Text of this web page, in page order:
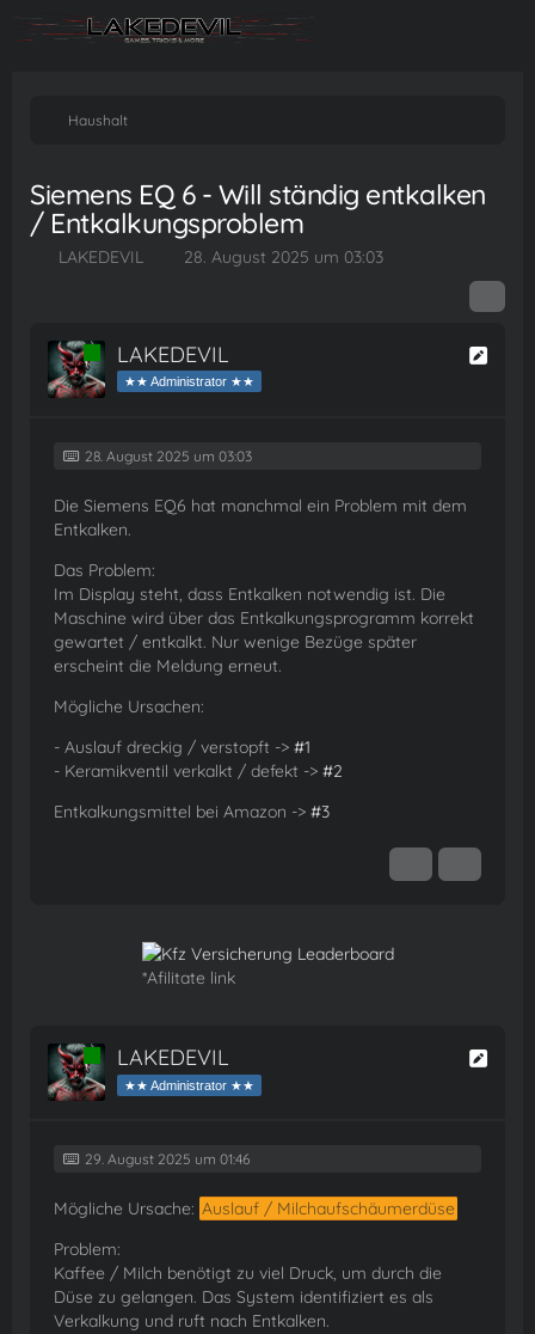
Haushalt
Siemens EQ 6 - Will ständig entkalken
/ Entkalkungsproblem
LAKEDEVIL 28. August 2025 um 03:03
Online LAKEDEVIL
★★ Administrator ★★
28. August 2025 um 03:03
Die Siemens EQ6 hat manchmal ein Problem mit dem
Entkalken.
Das Problem:
Im Display steht, dass Entkalken notwendig ist. Die
Maschine wird über das Entkalkungsprogramm korrekt
gewartet / entkalkt. Nur wenige Bezüge später
erscheint die Meldung erneut.
Mögliche Ursachen:
- Auslauf dreckig / verstopft -> #1
- Keramikventil verkalkt / defekt -> #2
Entkalkungsmittel bei Amazon -> #3
*Afilitate link
Online LAKEDEVIL
★★ Administrator ★★
29. August 2025 um 01:46
Mögliche Ursache: Auslauf / Milchaufschäumerdüse
Problem:
Kaffee / Milch benötigt zu viel Druck, um durch die
Düse zu gelangen. Das System identifiziert es als
Verkalkung und ruft nach Entkalken.